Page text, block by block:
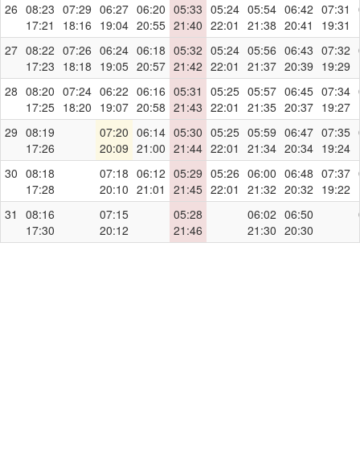
26 08:23
17:21
07:29
18:16
06:27
19:04
06:20
20:55
05:33
21:40
05:24
22:01
05:54
21:38
06:42
20:41
07:31
19:31
27 08:22
17:23
07:26
18:18
06:24
19:05
06:18
20:57
05:32
21:42
05:24
22:01
05:56
21:37
06:43
20:39
07:32
19:29
28 08:20
17:25
07:24
18:20
06:22
19:07
06:16
20:58
05:31
21:43
05:25
22:01
05:57
21:35
06:45
20:37
07:34
19:27
29 08:19
17:26
07:20
20:09
06:14
21:00
05:30
21:44
05:25
22:01
05:59
21:34
06:47
20:34
07:35
19:24
30 08:18
17:28
07:18
20:10
06:12
21:01
05:29
21:45
05:26
22:01
06:00
21:32
06:48
20:32
07:37
19:22
31
08:16
17:30
07:15
20:12
05:28
21:46
06:02
21:30
06:50
20:30